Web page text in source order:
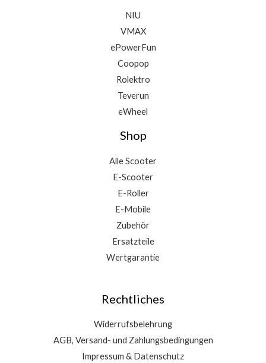
NIU
VMAX
ePowerFun
Coopop
Rolektro
Teverun
eWheel
Shop
Alle Scooter
E-Scooter
E-Roller
E-Mobile
Zubehör
Ersatzteile
Wertgarantie
Rechtliches
Widerrufsbelehrung
AGB, Versand- und Zahlungsbedingungen
Impressum & Datenschutz